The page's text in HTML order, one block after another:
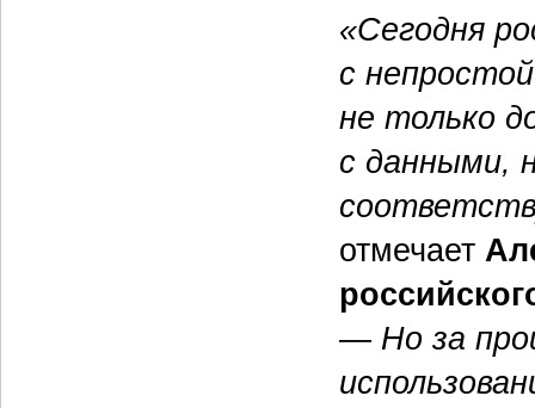
«Сегодня
с
не только
с данными,
отмечает
— Но за